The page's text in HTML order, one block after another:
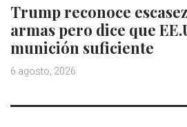
Trump reconoce
armas pero dice que
munición suficiente
6 agosto, 2026